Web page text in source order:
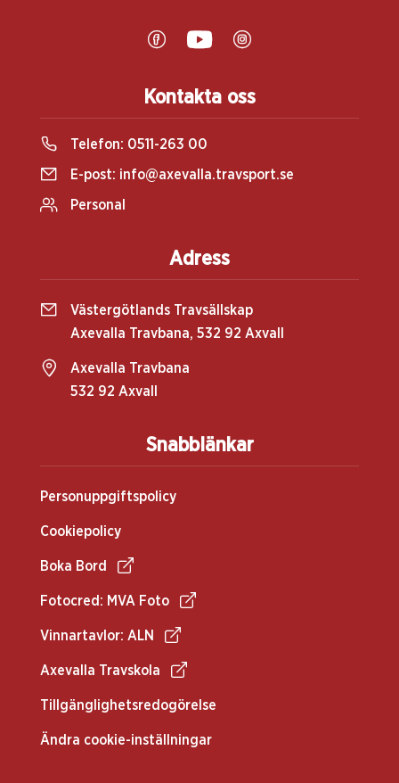
Snabblänkar
Personuppgiftspolicy
Cookiepolicy
Boka Bord
Fotocred: MVA Foto
Vinnartavlor: ALN
Axevalla Travskola
Tillgänglighetsredogörelse
Ändra cookie-inställningar
Kontakta oss
Telefon: 0511-263 00
E-post: info@axevalla.travsport.se
Personal
Adress
Västergötlands Travsällskap
Axevalla Travbana, 532 92 Axvall
Axevalla Travbana
532 92 Axvall